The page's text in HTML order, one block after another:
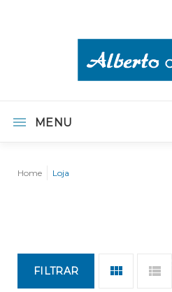
MENU
Home Loja
FILTRAR